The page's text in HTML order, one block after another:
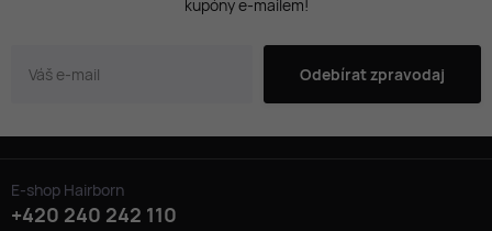
kupóny e-mailem!
Odebírat zpravodaj
E-shop Hairborn
+420 240 242 110